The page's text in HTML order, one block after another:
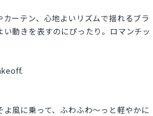
ーテン、心地よいリズムで揺れるブラ
動きを表すのにぴったり。ロマンチッ
風に乗って、ふわふわ〜っと軽やかに